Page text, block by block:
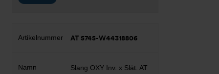
AT 5745-W44318806
Slang OXY Inv. x Slät. AT